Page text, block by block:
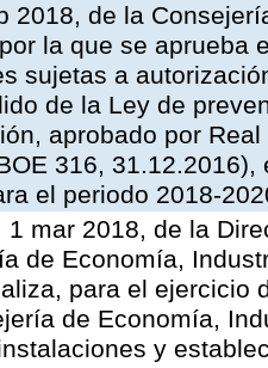
2018, de la
la que se aprueba
sujetas a
de la Ley de
aprobado por
316,
el periodo 2018-
1 mar 2018, de la
de Economía,
para el ejercicio
de Economía,
y